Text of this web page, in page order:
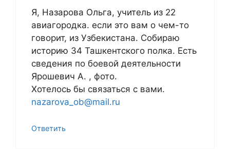
Я, Назарова Ольга, учитель из 22
авиагородка. если это вам о чем-то
говорит, из Узбекистана. Собираю
историю 34 Ташкентского полка. Есть
сведения по боевой деятельности
Ярошевич А. , фото.
Хотелось бы связаться с вами.
nazarova_ob@mail.ru
Ответить